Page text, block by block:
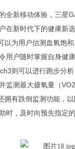
全新移动体验，三星
在新时代下的健康新
以为用户估测血氧饱
用户随时掌握自身健
则可以进行跑步分
监测最大摄氧量（
拥有跌倒监测功能，
时，及时向预先指定